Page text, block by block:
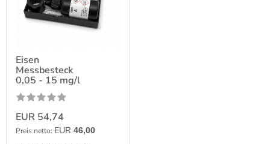
Eisen
Messbesteck
0,05 - 15 mg/l
EUR 54,74
Preis netto: EUR 46,00